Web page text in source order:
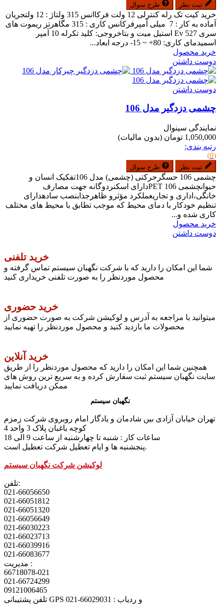
ثبت نظر طرح سوال
خرید کیت تک رله کنترلی 12 ولت فرکاانس 315 ولتاژ : 12 ولتجریان
آماده به کار : 7 میلی آمپرفرکانس کاری : 315 مگاهرتز ریموت های
سری Ev 527 استیل میت و بتاخروجی: کلید تکرله 10 آمپر
اسمیدمای کاری: 80+ ~ 15- درجه ابعاد...
خرید محصول
دوست داشتن
دوست داشتن
چشمی دزدگیر مدل 106
نمایندگی سینوال
1,050,000 تومان
(بدون مالیات)
رتبه بندی:
(0)
ثبت نظر طرح سوال
چشمی 106 حسگرحرکتی (چشمی) مدل 106تفکیک انسان و
حیوانچشمی PET 106دارای اسکنردوگانه جهت مصارف
خانگی،اداری و تجاریعملکرد مؤثرو ظاهرجذابنصب سادهدارای
تنظیم خودکار با دمای محیط که موجب تطابق با محیط های مختلف
کاری شده و...
خرید محصول
دوست داشتن
خرید تلفنی
شما این امکان را دارید که با شرکت نگهبان سیستم تماس گرفته و
محصول موردنظر را به صورت تلفنی خریداری کنید
خرید حضوری
میتوانید با مراجعه به آدرس و لوکیشن شرکت به صورت حضوری از
محصولات ما بازدید کنید و محصول موردنظر را تهیه نمایید
خرید آنلاین
همچنین شما این امکان را دارید که محصول موردنظر را از طریق
سایت نگهبان سیستم ثبت سفارش کرده و به سریع ترین روش های
ممکن دریافت نمایید
نگهبان سیستم
تهران خیابان آزادی بین شادمان و یادگار امام روبروی شرکت زمزم
کوچه باغبان پلاک 3 واحد 4
پنجشنبه ها و ایام تعطیل شرکت تعطیل است.
لوکیشن شرکت نگهبان سیستم
تلفن:
021-66056650
021-66051812
021-66051320
021-66056649
021-66030223
021-66023713
021-66039916
021-66083677
مدیریت :
66718078-021
021-66724299
09121006465
تلفن پشتیبانی GPS و ردیاب : 66029031-021